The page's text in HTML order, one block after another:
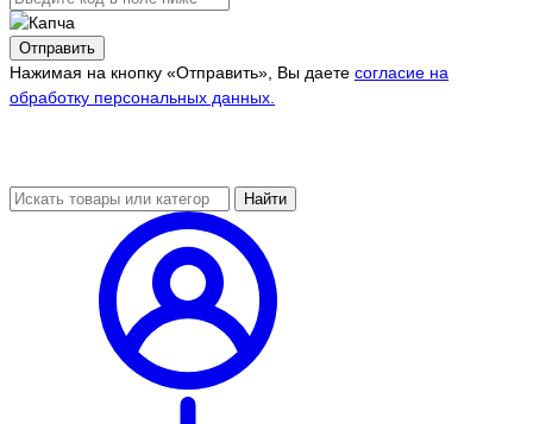
Отправить
Нажимая на кнопку «Отправить», Вы даете согласие на
обработку персональных данных.
Найти